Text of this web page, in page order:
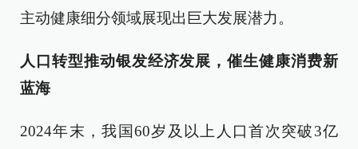
主动健康细分领域展现出巨大发展潜力。
人口转型推动银发经济发展，催生健康消费新
蓝海
2024年末，我国60岁及以上人口首次突破3亿